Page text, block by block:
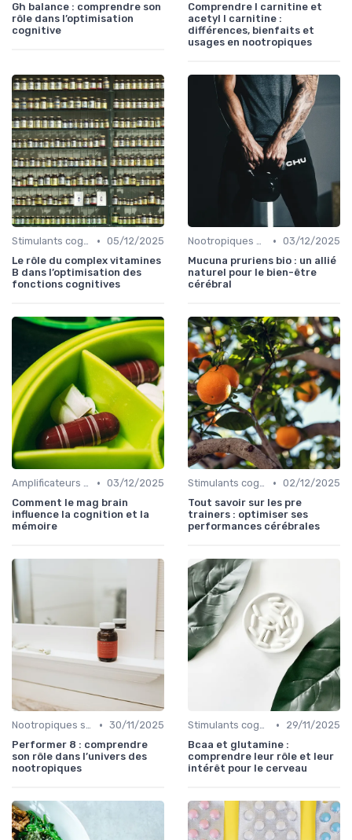
Gh balance : comprendre son
rôle dans l’optimisation
cognitive
Comprendre l carnitine et
acetyl l carnitine :
différences, bienfaits et
usages en nootropiques
Stimulants cognitifs • 05/12/2025
Le rôle du complex vitamines
B dans l’optimisation des
fonctions cognitives
Nootropiques naturels • 03/12/2025
Mucuna pruriens bio : un allié
naturel pour le bien-être
cérébral
Amplificateurs de mémoire • 03/12/2025
Comment le mag brain
influence la cognition et la
mémoire
Stimulants cognitifs • 02/12/2025
Tout savoir sur les pre
trainers : optimiser ses
performances cérébrales
Nootropiques synthétiques • 30/11/2025
Performer 8 : comprendre
son rôle dans l’univers des
nootropiques
Stimulants cognitifs •
29/11/2025
Bcaa et glutamine :
comprendre leur rôle et leur
intérêt pour le cerveau